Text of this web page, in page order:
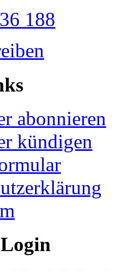
188
abonnieren
kündigen